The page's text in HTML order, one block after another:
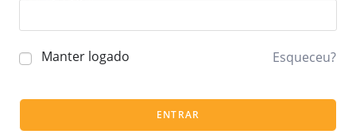
Manter logado Esqueceu?
ENTRAR